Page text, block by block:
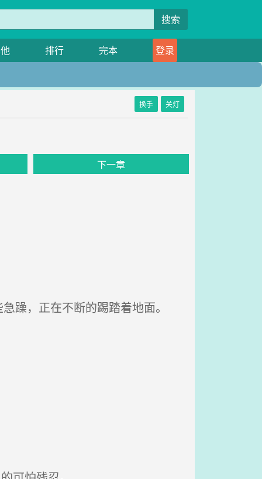
搜索
排行 完本
登录
换手 关灯
下一章
躁，正在不断的踢踏着地面。